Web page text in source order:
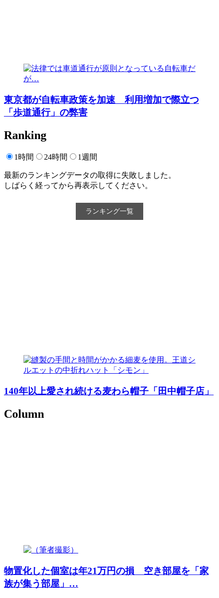
東京都が自転車政策を加速 利用増加で際立つ
「歩道通行」の弊害
Ranking
1時間 24時間 1週間
最新のランキングデータの取得に失敗しました。
しばらく経ってから再表示してください。
ランキング一覧
140年以上愛され続ける麦わら帽子「田中帽子店」
Column
物置化した個室は年21万円の損 空き部屋を「家
族が集う部屋」…